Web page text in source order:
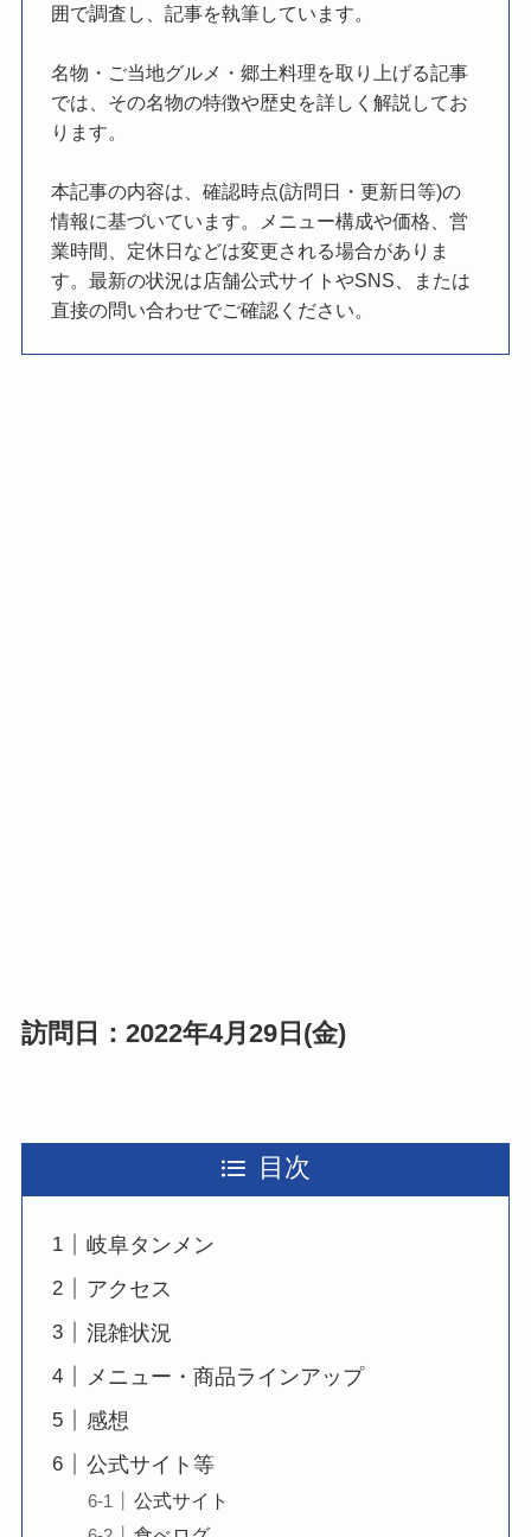
囲で調査し、記事を執筆しています。
名物・ご当地グルメ・郷土料理を取り上げる記事
では、その名物の特徴や歴史を詳しく解説してお
ります。
本記事の内容は、確認時点(訪問日・更新日等)の
情報に基づいています。メニュー構成や価格、営
業時間、定休日などは変更される場合がありま
す。最新の状況は店舗公式サイトやSNS、または
直接の問い合わせでご確認ください。
訪問日：2022年4月29日(金)
目次
岐阜タンメン
アクセス
混雑状況
メニュー・商品ラインアップ
感想
公式サイト等
公式サイト